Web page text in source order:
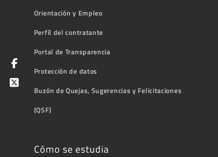
Orientación y Empleo
Perfíl del contratante
Portal de Transparencia
Protección de datos
Buzón de Quejas, Sugerencias y Felicitaciones
(QSF)
Cómo se estudia